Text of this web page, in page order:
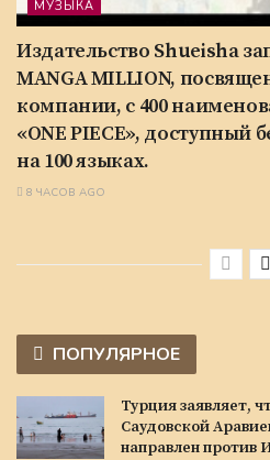
МУЗЫКА
Издательство Shueisha
MANGA MILLION,
компании, с 400
«ONE PIECE», доступный
на 100 языках.
8 ЧАСОВ AGO
ПОПУЛЯРНОЕ
Турция заявляет,
Саудовской
направлен против